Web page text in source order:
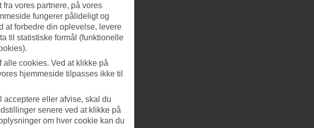
vores partnere, på vores
fungerer pålideligt og
at forbedre din oplevelse, levere
til statistiske formål (funktionelle
cookies. Ved at klikke på
hjemmeside tilpasses ikke til
eller afvise, skal du
senere ved at klikke på
om hver cookie kan du